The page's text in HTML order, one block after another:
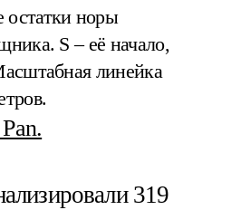
норы
S – её начало,
линейка
319